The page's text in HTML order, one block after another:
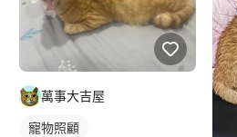
萬事大吉屋
寵物照顧